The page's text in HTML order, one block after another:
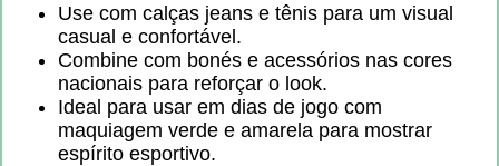
Use com calças jeans e tênis para um visual
casual e confortável.
Combine com bonés e acessórios nas cores
nacionais para reforçar o look.
Ideal para usar em dias de jogo com
maquiagem verde e amarela para mostrar
espírito esportivo.